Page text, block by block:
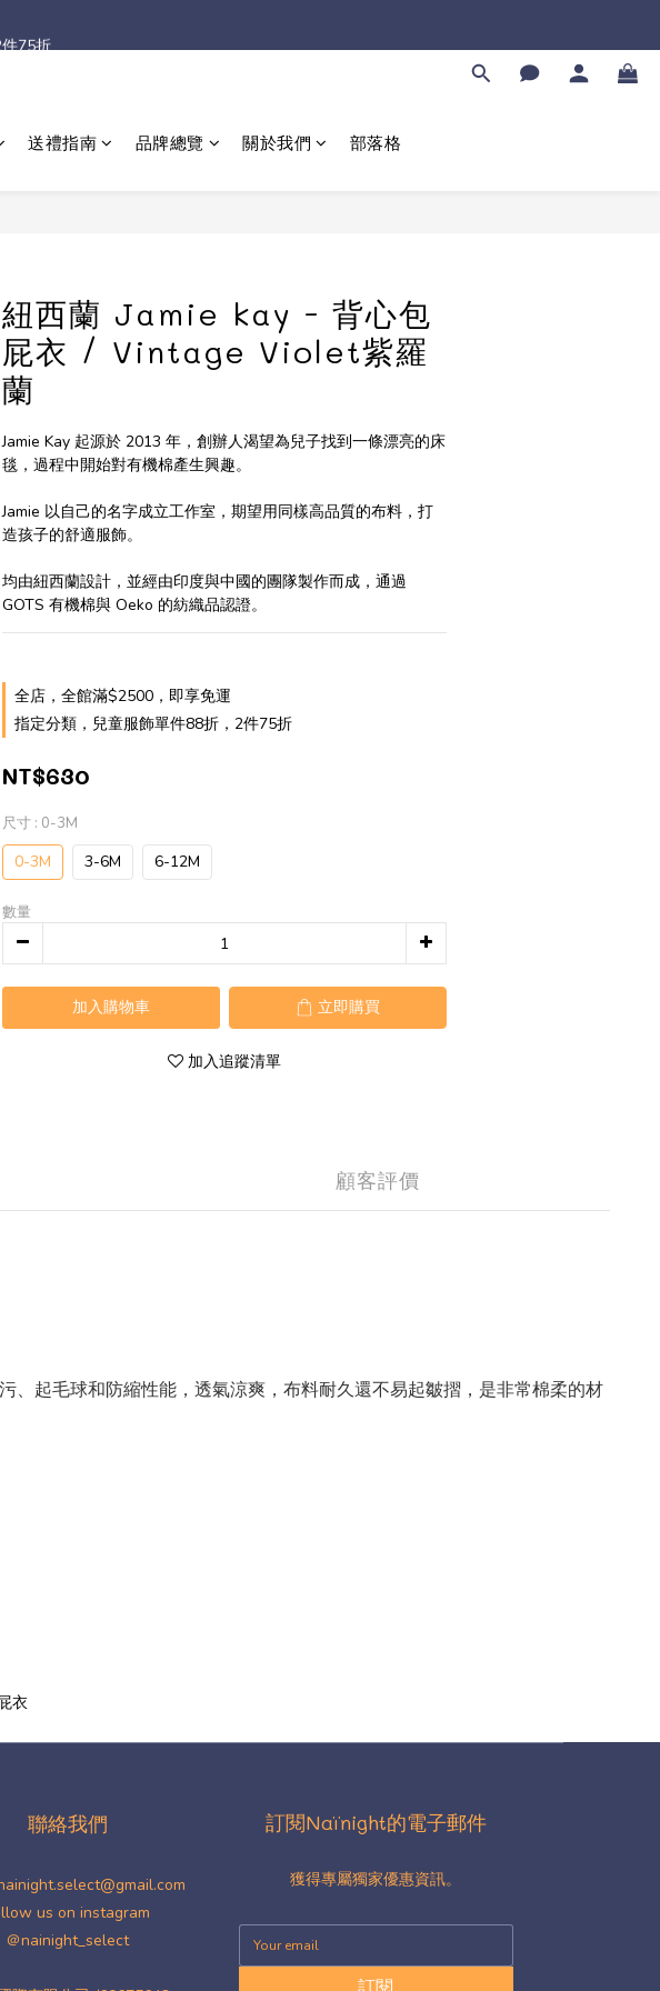
75折
送禮指南 品牌總覽 關於我們 部落格
紐西蘭 Jamie kay - 背心包
屁衣 / Vintage Violet紫羅
蘭
Jamie Kay 起源於 2013 年，創辦人渴望為兒子找到一條漂亮的床
毯，過程中開始對有機棉產生興趣。
Jamie 以自己的名字成立工作室，期望用同樣高品質的布料，打
造孩子的舒適服飾。
均由紐西蘭設計，並經由印度與中國的團隊製作而成，通過
GOTS 有機棉與 Oeko 的紡織品認證。
全店，全館滿$2500，即享免運
指定分類，兒童服飾單件88折，2件75折
NT$630
尺寸 : 0-3M
0-3M 3-6M 6-12M
數量
加入購物車 立即購買
加入追蹤清單
顧客評價
、起毛球和防縮性能，透氣涼爽，布料耐久還不易起皺摺，是非常棉柔的材
聯絡我們
us on instagram
＠nainight_select
訂閱Naïnight的電子郵件
獲得專屬獨家優惠資訊。